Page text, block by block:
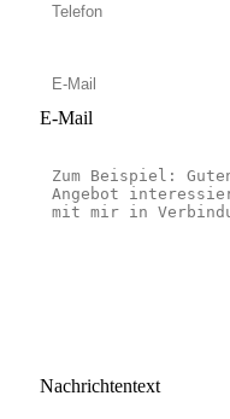
E-Mail
Nachrichtentext